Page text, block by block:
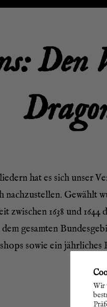
Den
hat es sich unser
nach­zu­stel­len. Gewählt
zwi­schen 1638 und
gesam­ten
sowie ein jähr­li­ches
Wir